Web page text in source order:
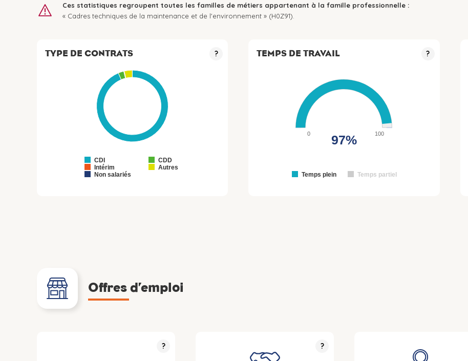
Ces statistiques regroupent toutes les familles de métiers appartenant à la famille professionnelle :
« Cadres techniques de la maintenance et de l'environnement » (H0Z91).
TYPE DE CONTRATS ?
CDI
CDD
Intérim
Autres
Non salariés
TEMPS DE TRAVAIL ?
Temps plein Temps partiel
0 100
97%
Offres d’emploi
? ?